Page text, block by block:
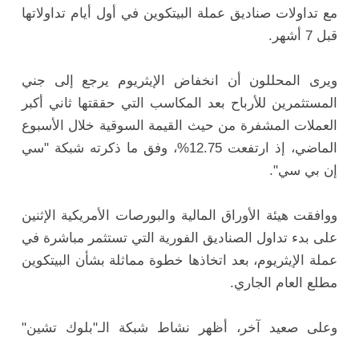
مع تداولات صناديق عملة البيتكوين في أول أيام تداولاتها
قبل 7 أشهر.
ويرى المحللون أن انخفاض الإيثريوم يرجع إلى جني
المستثمرين للأرباح بعد المكاسب التي حققتها ثاني أكبر
العملات المشفرة من حيث القيمة السوقية خلال الأسبوع
الماضي، إذ ارتفعت 12.75%، وفق ما ذكرته شبكة "سي
إن بي سي".
ووافقت هيئة الأوراق المالية والبورصات الأمريكية الإثنين
على بدء تداول الصناديق الفورية التي تستثمر مباشرة في
عملة الإيثريوم، بعد اتخاذها خطوة مماثلة بشأن البيتكوين
مطلع العام الجاري.
وعلى صعيد آخر، أظهر نشاط شبكة الـ"بلوك تشين"